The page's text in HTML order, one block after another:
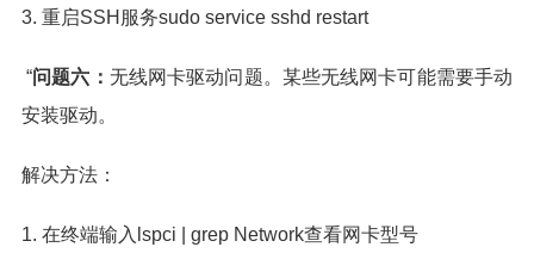
3. 重启SSH服务sudo service sshd restart
“问题六： 无线网卡驱动问题。某些无线网卡可能需要手动
安装驱动。
解决方法：
1. 在终端输入lspci | grep Network查看网卡型号